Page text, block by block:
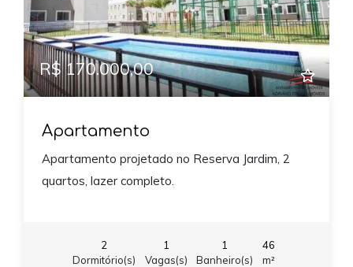
R$ 170.000,00
Apartamento
Apartamento projetado no Reserva Jardim, 2
quartos, lazer completo.
2
Dormitório(s)
1
Vagas(s)
1
Banheiro(s)
46
m²